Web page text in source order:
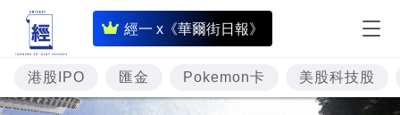
經一 x《華爾街日報》
即
時
財
經
港股IPO 匯金 Pokemon卡 美股科技股